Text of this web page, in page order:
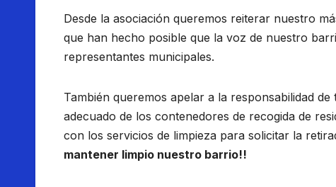
Desde la asociación queremos reiterar nuestro
que han hecho posible que la voz de nuestro
representantes municipales.
También queremos apelar a la responsabilidad
adecuado de los contenedores de recogida de
con los servicios de limpieza para solicitar la
mantener limpio nuestro barrio!!